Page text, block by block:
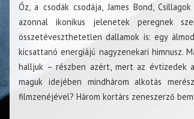
Óz, a csodák csodája, James Bond,
azonnal ikonikus jelenetek peregnek
összetéveszthetetlen dallamok is: egy
kicsattanó energiájú nagyzenekari himnusz.
halljuk – részben azért, mert az évtizedek
maguk idejében mindhárom alkotás
filmzenéjével? Három kortárs zeneszerző